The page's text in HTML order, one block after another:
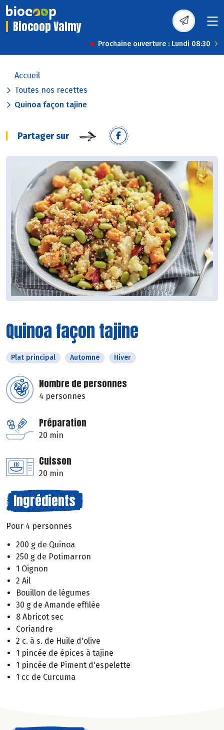
Biocoop Valmy
Prochaine ouverture : Lundi 08:30
Accueil
Toutes nos recettes
Quinoa façon tajine
Partager sur
Quinoa façon tajine
Plat principal Automne Hiver
Nombre de personnes
4 personnes
Préparation
20 min
Cuisson
20 min
Ingrédients
Pour 4 personnes
200 g de Quinoa
250 g de Potimarron
1 Oignon
2 Ail
Bouillon de légumes
30 g de Amande effilée
8 Abricot sec
Coriandre
2 c. à s. de Huile d'olive
1 pincée de épices à tajine
1 pincée de Piment d'espelette
1 cc de Curcuma